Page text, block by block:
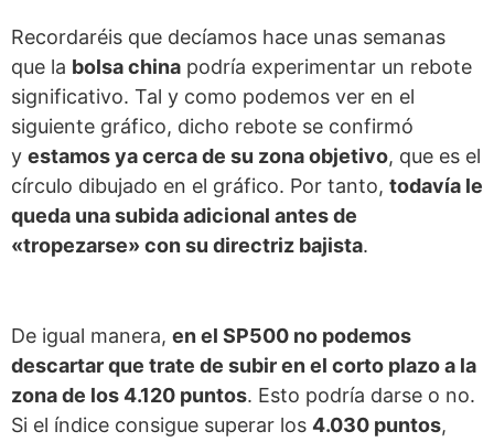
Recordaréis que decíamos hace unas semanas
que la bolsa china podría experimentar un rebote
significativo. Tal y como podemos ver en el
siguiente gráfico, dicho rebote se confirmó
y estamos ya cerca de su zona objetivo, que es el
círculo dibujado en el gráfico. Por tanto, todavía le
queda una subida adicional antes de
«tropezarse» con su directriz bajista.
De igual manera, en el SP500 no podemos
descartar que trate de subir en el corto plazo a la
zona de los 4.120 puntos. Esto podría darse o no.
Si el índice consigue superar los 4.030 puntos,